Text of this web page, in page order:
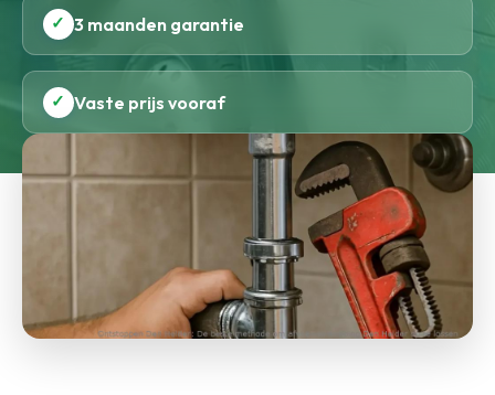
✓ 3 maanden garantie
✓ Vaste prijs vooraf